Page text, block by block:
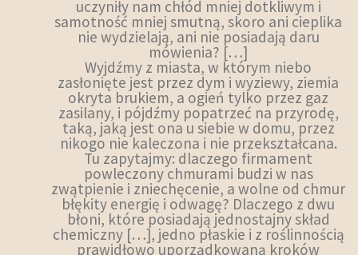
uczyniły nam chłód mniej dotkliwym i
samotność mniej smutną, skoro ani cieplika
nie wydzielają, ani nie posiadają daru
mówienia? […]
Wyjdźmy z miasta, w którym niebo
zasłonięte jest przez dym i wyziewy, ziemia
okryta brukiem, a ogień tylko przez gaz
zasilany, i pójdźmy popatrzeć na przyrodę,
taką, jaką jest ona u siebie w domu, przez
nikogo nie kaleczona i nie przekształcana.
Tu zapytajmy: dlaczego firmament
powleczony chmurami budzi w nas
zwątpienie i zniechęcenie, a wolne od chmur
błękity energię i odwagę? Dlaczego z dwu
błoni, które posiadają jednostajny skład
chemiczny […], jedno płaskie i z roślinnością
prawidłowo uporządkowaną kroków